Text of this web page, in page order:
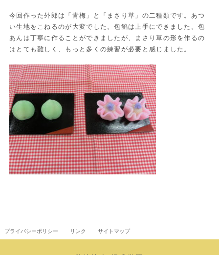
今回作った外郎は「青梅」と「まさり草」の二種類です。あつ
い生地をこねるのが大変でした。包餡は上手にできました。包
あんは丁寧に作ることができましたが、まさり草の形を作るの
はとても難しく、もっと多くの練習が必要と感じました。
プライバシーポリシー リンク サイトマップ